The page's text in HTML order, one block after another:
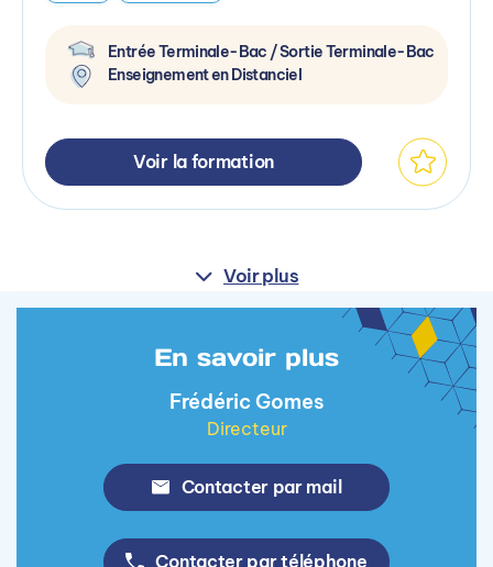
Entrée Terminale-Bac / Sortie Terminale-Bac
Enseignement en Distanciel
Voir la formation
Voir plus
En savoir plus
Frédéric Gomes
Directeur
Contacter par mail
Contacter par téléphone